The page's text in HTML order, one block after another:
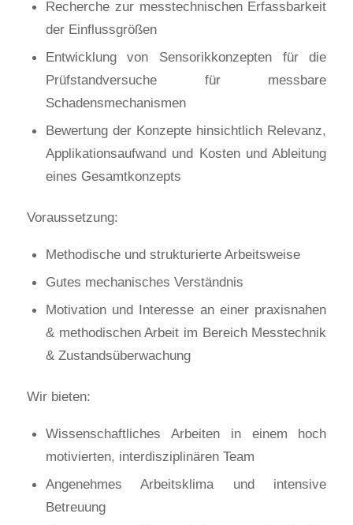
Recherche zur messtechnischen Erfassbarkeit
der Einflussgrößen
Entwicklung von Sensorikkonzepten für die
Prüfstandversuche für messbare
Schadensmechanismen
Bewertung der Konzepte hinsichtlich Relevanz,
Applikationsaufwand und Kosten und Ableitung
eines Gesamtkonzepts
Voraussetzung:
Methodische und strukturierte Arbeitsweise
Gutes mechanisches Verständnis
Motivation und Interesse an einer praxisnahen
& methodischen Arbeit im Bereich Messtechnik
& Zustandsüberwachung
Wir bieten:
Wissenschaftliches Arbeiten in einem hoch
motivierten, interdisziplinären Team
Angenehmes Arbeitsklima und intensive
Betreuung